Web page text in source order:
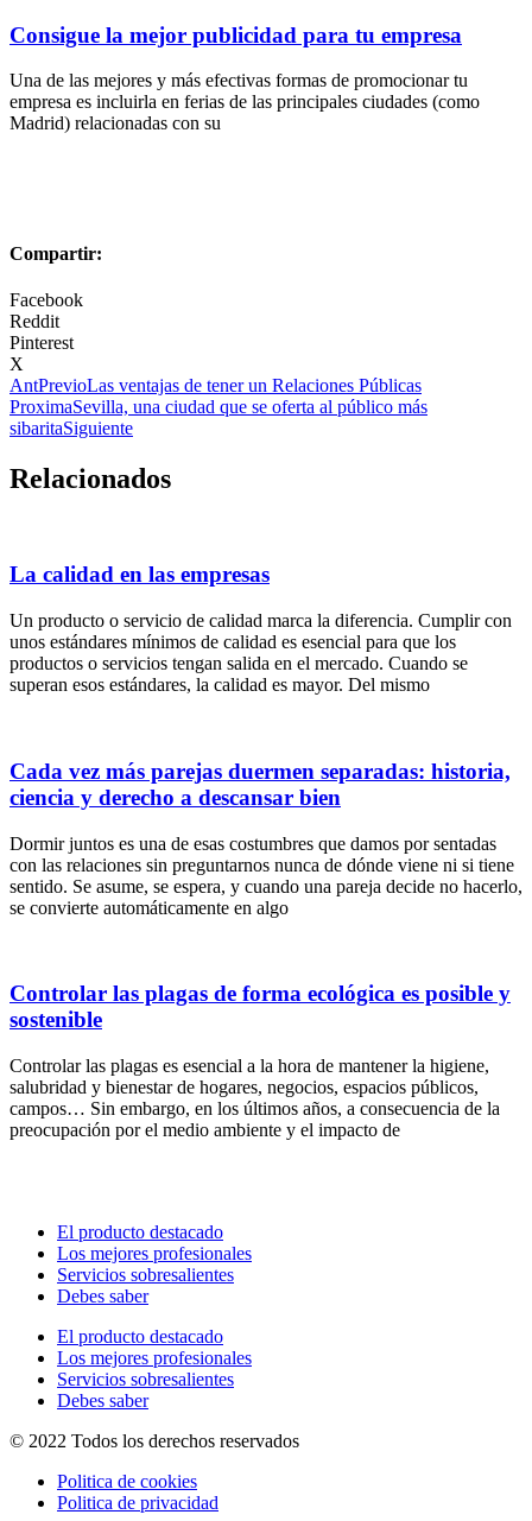
Consigue la mejor publicidad para tu empresa
Una de las mejores y más efectivas formas de promocionar tu
empresa es incluirla en ferias de las principales ciudades (como
Madrid) relacionadas con su
Compartir:
Facebook
Reddit
Pinterest
X
AntPrevioLas ventajas de tener un Relaciones Públicas
ProximaSevilla, una ciudad que se oferta al público más
sibaritaSiguiente
Relacionados
La calidad en las empresas
Un producto o servicio de calidad marca la diferencia. Cumplir con
unos estándares mínimos de calidad es esencial para que los
productos o servicios tengan salida en el mercado. Cuando se
superan esos estándares, la calidad es mayor. Del mismo
Cada vez más parejas duermen separadas: historia,
ciencia y derecho a descansar bien
Dormir juntos es una de esas costumbres que damos por sentadas
con las relaciones sin preguntarnos nunca de dónde viene ni si tiene
sentido. Se asume, se espera, y cuando una pareja decide no hacerlo,
se convierte automáticamente en algo
Controlar las plagas de forma ecológica es posible y
sostenible
Controlar las plagas es esencial a la hora de mantener la higiene,
salubridad y bienestar de hogares, negocios, espacios públicos,
campos… Sin embargo, en los últimos años, a consecuencia de la
preocupación por el medio ambiente y el impacto de
El producto destacado
Los mejores profesionales
Servicios sobresalientes
Debes saber
El producto destacado
Los mejores profesionales
Servicios sobresalientes
Debes saber
© 2022 Todos los derechos reservados
Politica de cookies
Politica de privacidad